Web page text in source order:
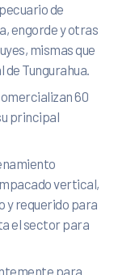
de
engorde y otras
mismas que
Tungurahua.
60
principal
vertical,
y requerido para
el sector para
para